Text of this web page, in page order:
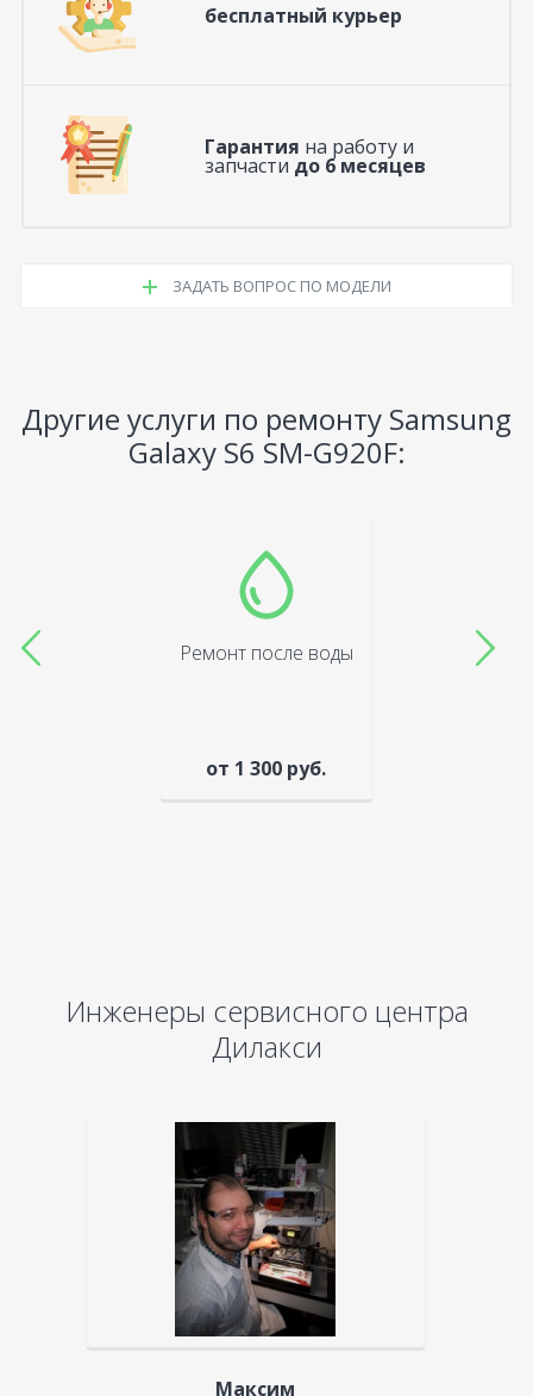
бесплатный курьер
Гарантия на работу и
запчасти до 6 месяцев
ЗАДАТЬ ВОПРОС ПО МОДЕЛИ
Другие услуги по ремонту Samsung
Galaxy S6 SM-G920F:
Ремонт после воды
от 1 300 руб.
Инженеры сервисного центра
Дилакси
Максим